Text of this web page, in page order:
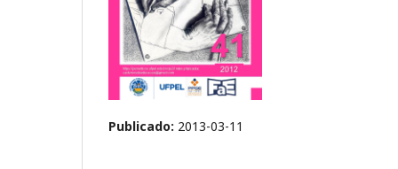
Publicado: 2013-03-11